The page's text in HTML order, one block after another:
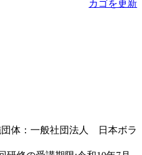
カゴを更新
体：一般社団法人 日本ボラ